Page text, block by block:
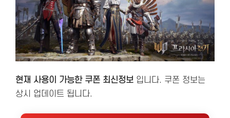
현재 사용이 가능한 쿠폰 최신정보 입니다. 쿠폰 정보는
상시 업데이트 됩니다.